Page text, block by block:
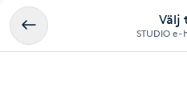
Välj
STUDIO e-